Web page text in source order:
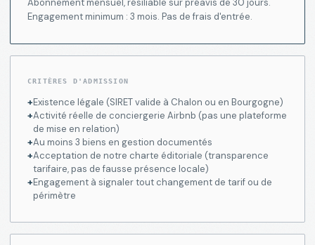
Abonnement mensuel, résiliable sur préavis de 30 jours.
Engagement minimum : 3 mois. Pas de frais d'entrée.
CRITÈRES D'ADMISSION
+Existence légale (SIRET valide à Chalon ou en Bourgogne)
+Activité réelle de conciergerie Airbnb (pas une plateforme
de mise en relation)
+Au moins 3 biens en gestion documentés
+Acceptation de notre charte éditoriale (transparence
tarifaire, pas de fausse présence locale)
+Engagement à signaler tout changement de tarif ou de
périmètre